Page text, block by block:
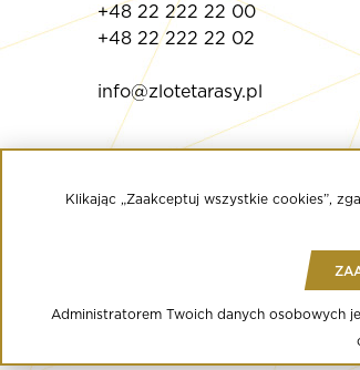
+48 22 222 22 00
+48 22 222 22 02
info@zlotetarasy.pl
Regulamin Centrum Handlowego
Informacja o przetwarzaniu danych
Regulamin programu lojalnościowego
Klikając „Zaakceptuj wszystkie cookies”,
Administratorem Twoich danych osobowych